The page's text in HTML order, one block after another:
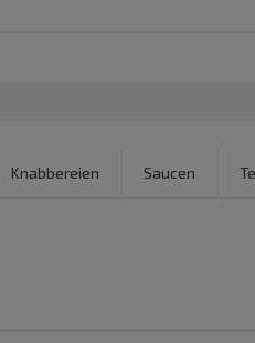
Knabbereien Saucen